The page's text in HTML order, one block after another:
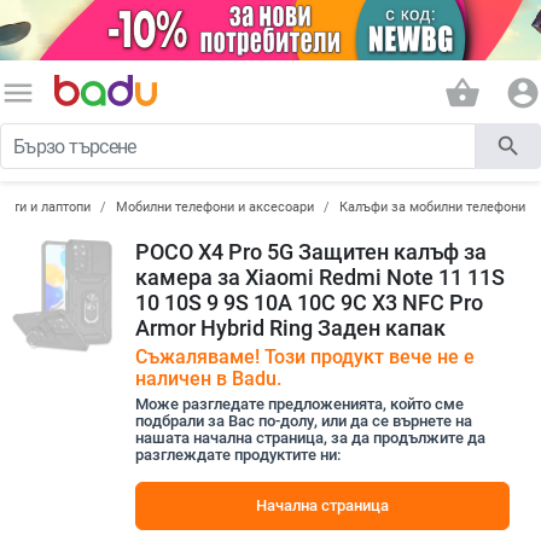
menu shopping_basket account_circle
search
и лаптопи Мобилни телефони и аксесоари Калъфи за мобилни телефони
POCO X4 Pro 5G Защитен калъф за
камера за Xiaomi Redmi Note 11 11S
10 10S 9 9S 10A 10C 9C X3 NFC Pro
Armor Hybrid Ring Заден капак
Съжаляваме! Този продукт вече не е
наличен в Badu.
Може разгледате предложенията, който сме
подбрали за Вас по-долу, или да се върнете на
нашата начална страница, за да продължите да
разглеждате продуктите ни:
Начална страница